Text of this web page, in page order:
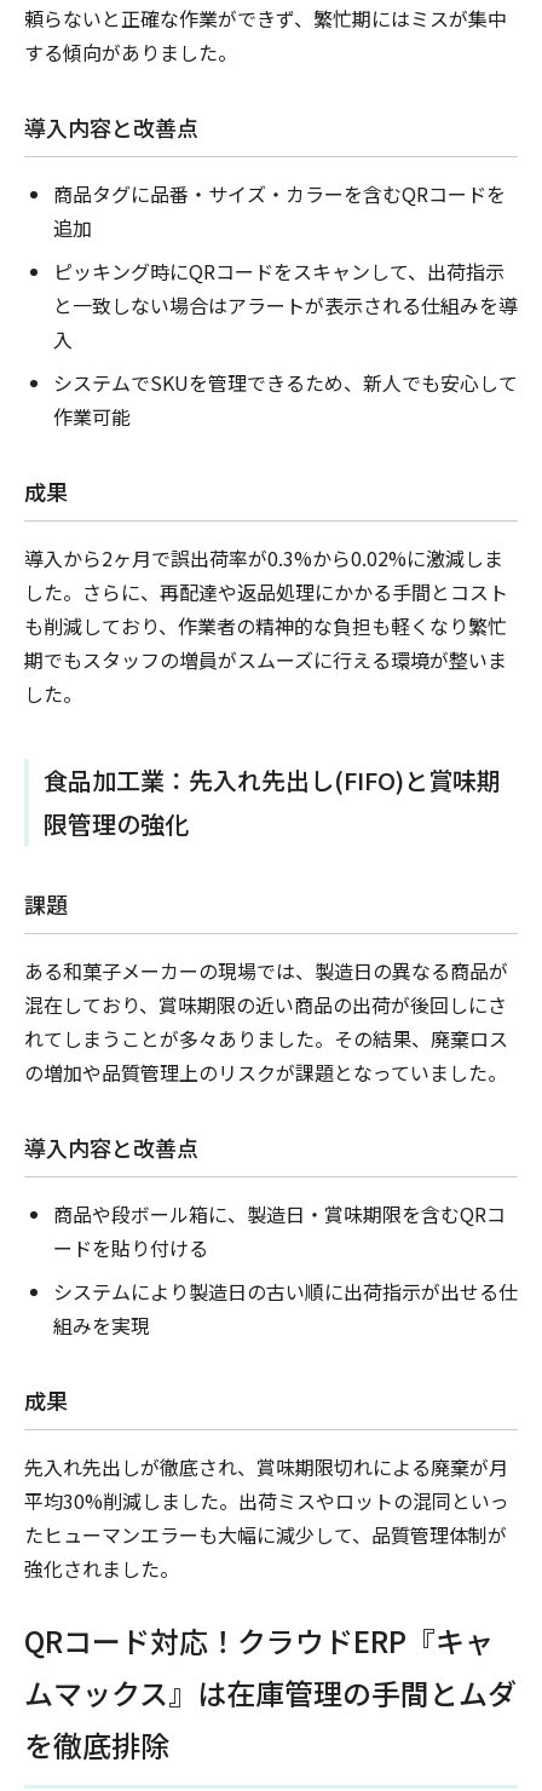
頼らないと正確な作業ができず、繁忙期にはミスが集中
する傾向がありました。
導入内容と改善点
商品タグに品番・サイズ・カラーを含むQRコードを
追加
ピッキング時にQRコードをスキャンして、出荷指示
と一致しない場合はアラートが表示される仕組みを導
入
システムでSKUを管理できるため、新人でも安心して
作業可能
成果
導入から2ヶ月で誤出荷率が0.3%から0.02%に激減しま
した。さらに、再配達や返品処理にかかる手間とコスト
も削減しており、作業者の精神的な負担も軽くなり繁忙
期でもスタッフの増員がスムーズに行える環境が整いま
した。
食品加工業：先入れ先出し(FIFO)と賞味期
限管理の強化
課題
ある和菓子メーカーの現場では、製造日の異なる商品が
混在しており、賞味期限の近い商品の出荷が後回しにさ
れてしまうことが多々ありました。その結果、廃棄ロス
の増加や品質管理上のリスクが課題となっていました。
導入内容と改善点
商品や段ボール箱に、製造日・賞味期限を含むQRコ
ードを貼り付ける
システムにより製造日の古い順に出荷指示が出せる仕
組みを実現
成果
先入れ先出しが徹底され、賞味期限切れによる廃棄が月
平均30%削減しました。出荷ミスやロットの混同といっ
たヒューマンエラーも大幅に減少して、品質管理体制が
強化されました。
QRコード対応！クラウドERP『キャ
ムマックス』は在庫管理の手間とムダ
を徹底排除